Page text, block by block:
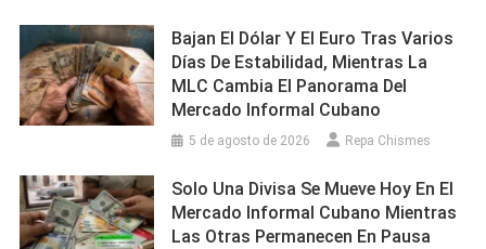
Bajan El Dólar Y El Euro Tras Varios
Días De Estabilidad, Mientras La
MLC Cambia El Panorama Del
Mercado Informal Cubano
5 de agosto de 2026 Repa Chismes
Solo Una Divisa Se Mueve Hoy En El
Mercado Informal Cubano Mientras
Las Otras Permanecen En Pausa